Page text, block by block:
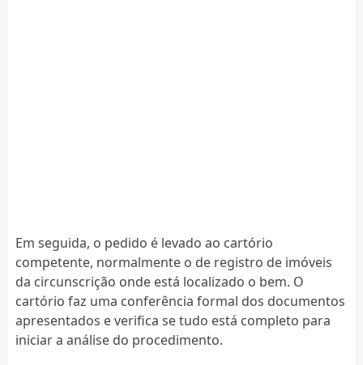
Em seguida, o pedido é levado ao cartório
competente, normalmente o de registro de imóveis
da circunscrição onde está localizado o bem. O
cartório faz uma conferência formal dos documentos
apresentados e verifica se tudo está completo para
iniciar a análise do procedimento.